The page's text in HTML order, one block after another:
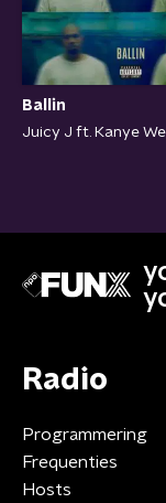
Ballin
Juicy J ft. Kanye
Radio
Programmering
Frequenties
Hosts